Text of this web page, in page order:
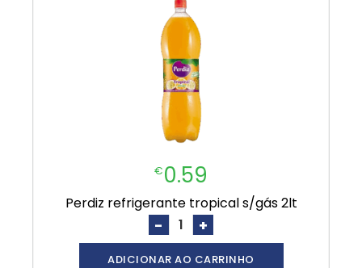
€0.59
perdiz refrigerante tropical s/gás 2lt
- +
ADICIONAR AO CARRINHO